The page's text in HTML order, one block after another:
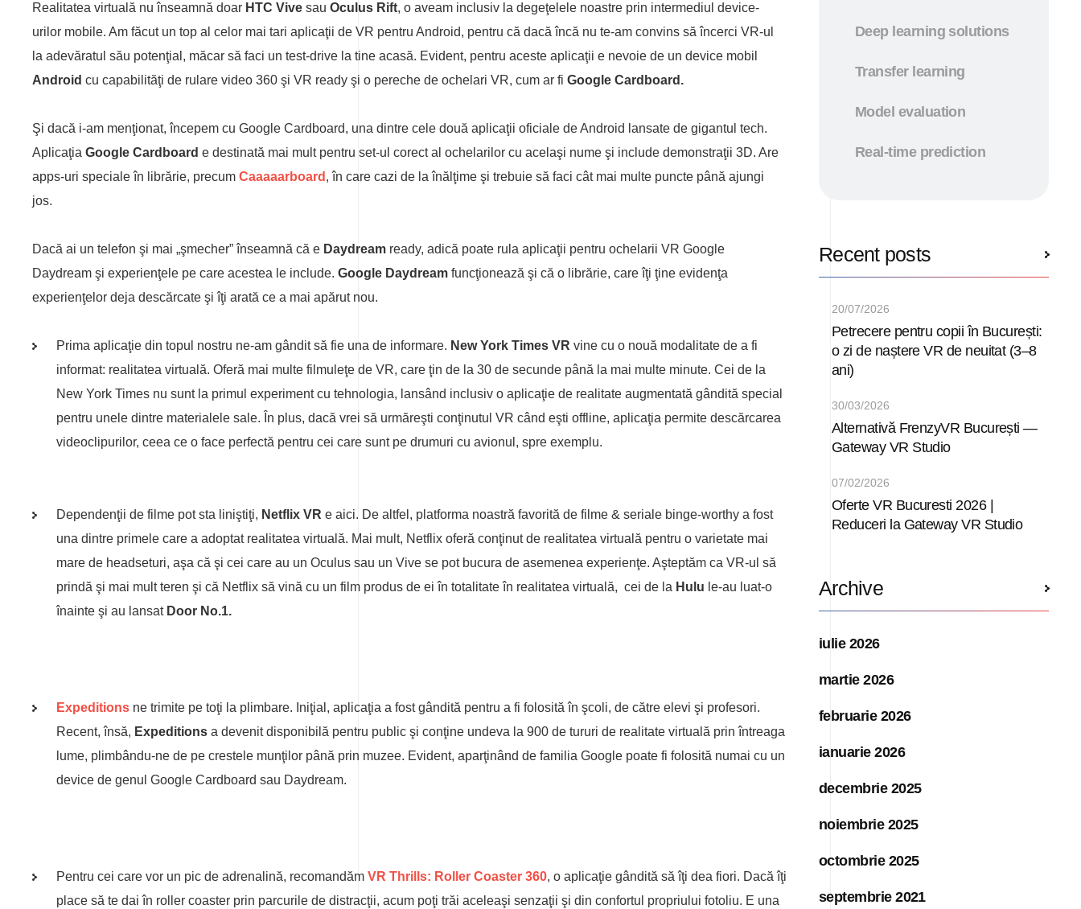
Realitatea virtuală nu înseamnă doar HTC Vive sau Oculus Rift, o aveam inclusiv la degeţelele noastre prin intermediul device-
urilor mobile. Am făcut un top al celor mai tari aplicaţii de VR pentru Android, pentru că dacă încă nu te-am convins să încerci VR-ul
la adevăratul său potenţial, măcar să faci un test-drive la tine acasă. Evident, pentru aceste aplicaţii e nevoie de un device mobil
Android cu capabilităţi de rulare video 360 şi VR ready şi o pereche de ochelari VR, cum ar fi Google Cardboard.
Şi dacă i-am menţionat, începem cu Google Cardboard, una dintre cele două aplicaţii oficiale de Android lansate de gigantul tech.
Aplicaţia Google Cardboard e destinată mai mult pentru set-ul corect al ochelarilor cu acelaşi nume şi include demonstraţii 3D. Are
apps-uri speciale în librărie, precum Caaaaarboard , în care cazi de la înălţime şi trebuie să faci cât mai multe puncte până ajungi
jos.
Dacă ai un telefon şi mai „şmecher” înseamnă că e Daydream ready, adică poate rula aplicaţii pentru ochelarii VR Google
Daydream şi experienţele pe care acestea le include. Google Daydream funcţionează şi că o librărie, care îţi ţine evidenţa
experienţelor deja descărcate şi îţi arată ce a mai apărut nou.
Prima aplicaţie din topul nostru ne-am gândit să fie una de informare. New York Times VR vine cu o nouă modalitate de a fi
informat: realitatea virtuală. Oferă mai multe filmuleţe de VR, care ţin de la 30 de secunde până la mai multe minute. Cei de la
New York Times nu sunt la primul experiment cu tehnologia, lansând inclusiv o aplicaţie de realitate augmentată gândită special
pentru unele dintre materialele sale. În plus, dacă vrei să urmăreşti conţinutul VR când eşti offline, aplicaţia permite descărcarea
videoclipurilor, ceea ce o face perfectă pentru cei care sunt pe drumuri cu avionul, spre exemplu.
Dependenţii de filme pot sta liniştiţi, Netflix VR e aici. De altfel, platforma noastră favorită de filme & seriale binge-worthy a fost
una dintre primele care a adoptat realitatea virtuală. Mai mult, Netflix oferă conţinut de realitatea virtuală pentru o varietate mai
mare de headseturi, aşa că şi cei care au un Oculus sau un Vive se pot bucura de asemenea experienţe. Aşteptăm ca VR-ul să
prindă şi mai mult teren şi că Netflix să vină cu un film produs de ei în totalitate în realitatea virtuală, cei de la Hulu le-au luat-o
înainte şi au lansatDoor No.1.
Expeditions ne trimite pe toţi la plimbare. Iniţial, aplicaţia a fost gândită pentru a fi folosită în şcoli, de către elevi şi profesori.
Recent, însă, Expeditions a devenit disponibilă pentru public şi conţine undeva la 900 de tururi de realitate virtuală prin întreaga
lume, plimbându-ne de pe crestele munţilor până prin muzee. Evident, aparţinând de familia Google poate fi folosită numai cu un
device de genul Google Cardboard sau Daydream.
Pentru cei care vor un pic de adrenalină, recomandăm VR Thrills: Roller Coaster 360, o aplicaţie gândită să îţi dea fiori. Dacă îţi
place să te dai în roller coaster prin parcurile de distracţii, acum poţi trăi aceleaşi senzaţii şi din confortul propriului fotoliu. E una
Deep learning solutions
Transfer learning
Model evaluation
Real-time prediction
Recent posts
Petrecere pentru copii în București:
o zi de naștere VR de neuitat (3–8
ani)
20/07/2026
Alternativă FrenzyVR București —
Gateway VR Studio
30/03/2026
Oferte VR Bucuresti 2026 |
Reduceri la Gateway VR Studio
07/02/2026
Archive
iulie 2026
martie 2026
februarie 2026
ianuarie 2026
decembrie 2025
noiembrie 2025
octombrie 2025
septembrie 2021